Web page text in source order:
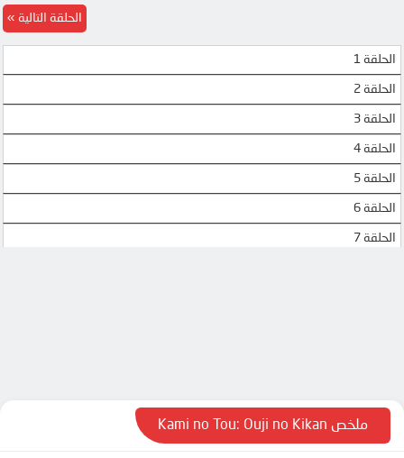
الحلقة 1
الحلقة 2
الحلقة 3
الحلقة 4
الحلقة 5
الحلقة 6
الحلقة 7
الحلقة 13
الحلقة 14
الحلقة التالية
ملخص Kami no Tou: Ouji no Kikan